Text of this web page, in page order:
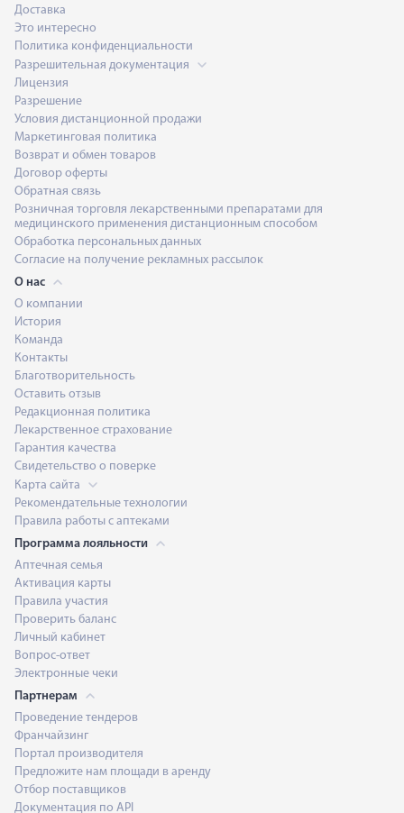
Доставка
Это интересно
Политика конфиденциальности
Разрешительная документация
Лицензия
Разрешение
Условия дистанционной продажи
Маркетинговая политика
Возврат и обмен товаров
Договор оферты
Обратная связь
Розничная торговля лекарственными препаратами для
медицинского применения дистанционным способом
Обработка персональных данных
Согласие на получение рекламных рассылок
О нас
О компании
История
Команда
Контакты
Благотворительность
Оставить отзыв
Редакционная политика
Лекарственное страхование
Гарантия качества
Свидетельство о поверке
Карта сайта
Рекомендательные технологии
Правила работы с аптеками
Программа лояльности
Аптечная семья
Активация карты
Правила участия
Проверить баланс
Личный кабинет
Вопрос-ответ
Электронные чеки
Партнерам
Проведение тендеров
Франчайзинг
Портал производителя
Предложите нам площади в аренду
Отбор поставщиков
Документация по API